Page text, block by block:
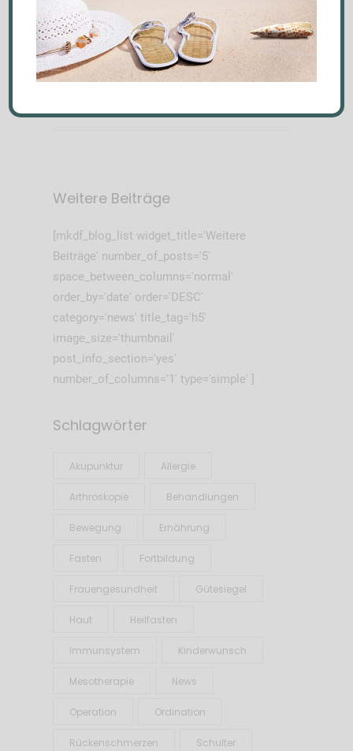
Vorheriger
Nächster Post
Weitere Beiträge
[mkdf_blog_list widget_title='Weitere
Beiträge' number_of_posts='5'
space_between_columns='normal'
order_by='date' order='DESC'
category='news' title_tag='h5'
image_size='thumbnail'
post_info_section='yes'
number_of_columns='1' type='simple' ]
Schlagwörter
Akupunktur Allergie
Arthroskopie Behandlungen
Bewegung Ernährung
Fasten Fortbildung
Frauengesundheit Gütesiegel
Haut Heilfasten
Immunsystem Kinderwunsch
Mesotherapie News
Operation Ordination
Rückenschmerzen Schulter